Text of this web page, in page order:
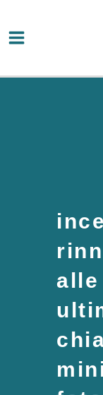
contenuto
alle